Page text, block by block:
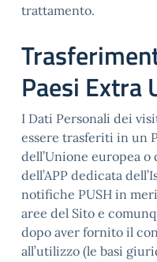
trattamento.
Paesi Extra
I Dati Personali dei
essere trasferiti in un
dell’Unione europea
dell’APP dedicata
notifiche PUSH in
aree del Sito e
dopo aver fornito il
all’utilizzo (le basi